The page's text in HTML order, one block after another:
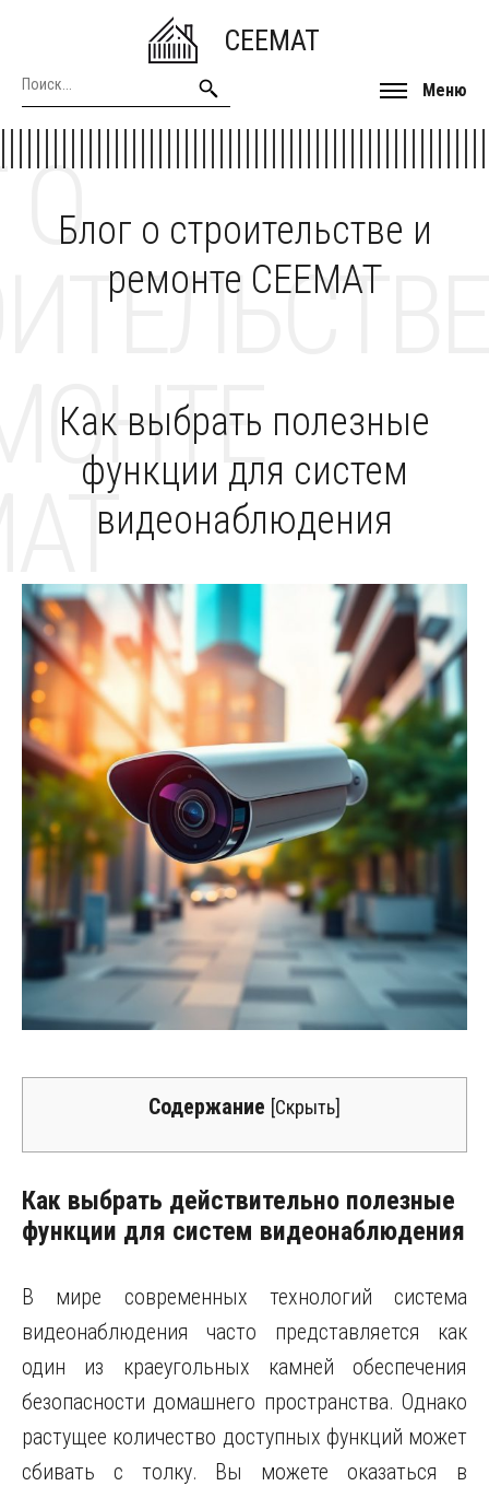
CEEMAT
Меню
Блог о строительстве и
ремонте CEEMAT
О
Как выбрать полезные
функции для систем
видеонаблюдения
Содержание [Скрыть]
Как выбрать действительно полезные
функции для систем видеонаблюдения
В мире современных технологий система
видеонаблюдения часто представляется как
один из краеугольных камней обеспечения
безопасности домашнего пространства. Однако
растущее количество доступных функций может
сбивать с толку. Вы можете оказаться в